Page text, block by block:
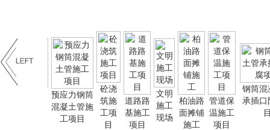
预应力钢筒
混凝土管施
工项目
砼浇
筑施
工项
道路路
基施工
项目
文明
施工
现场
柏油路
面摊铺
施工
管道保
温施工
项目
钢筒混凝
承插口防腐